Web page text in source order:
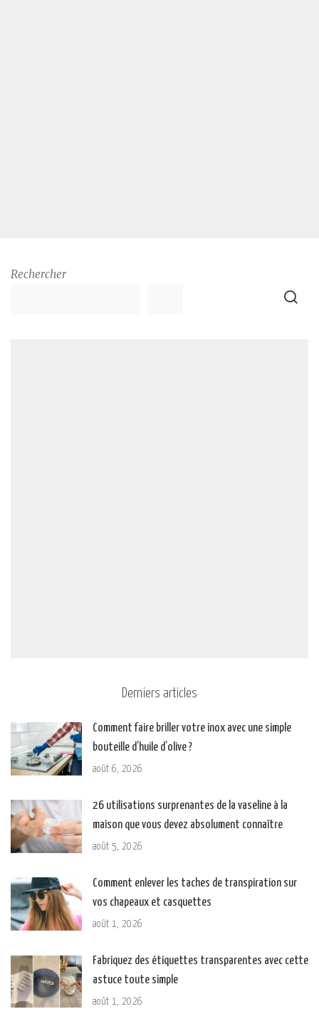
Rechercher
Derniers articles
Comment faire briller votre inox avec une simple
bouteille d’huile d’olive ?
août 6, 2026
26 utilisations surprenantes de la vaseline à la
maison que vous devez absolument connaître
août 5, 2026
Comment enlever les taches de transpiration sur
vos chapeaux et casquettes
août 1, 2026
Fabriquez des étiquettes transparentes avec cette
astuce toute simple
août 1, 2026